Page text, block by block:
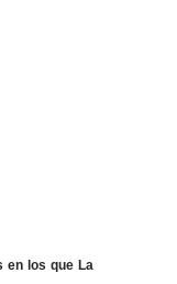
en los que La